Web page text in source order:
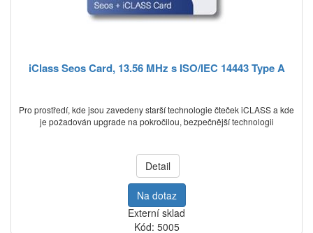
iClass Seos Card, 13.56 MHz s ISO/IEC 14443 Type A
Pro prostředí, kde jsou zavedeny starší technologie čteček iCLASS a kde
je požadován upgrade na pokročilou, bezpečnější technologii
Detail
Na dotaz
Externí sklad
Kód: 5005